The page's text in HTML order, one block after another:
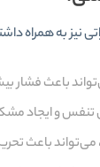
به همراه
باعث فشار
تنفس و ایجاد
می‌تواند